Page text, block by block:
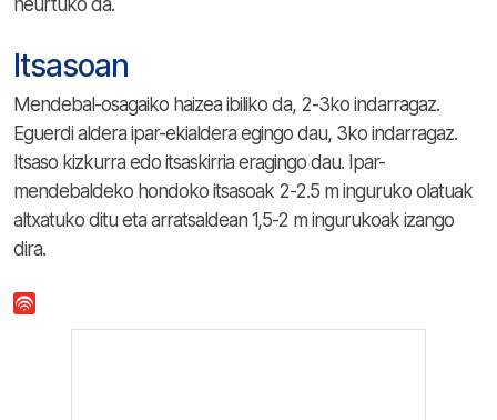
Itsasoan
Mendebal-osagaiko haizea ibiliko da, 2-3ko indarragaz.
Eguerdi aldera ipar-ekialdera egingo dau, 3ko indarragaz.
Itsaso kizkurra edo itsaskirria eragingo dau. Ipar-
mendebaldeko hondoko itsasoak 2-2.5 m inguruko olatuak
altxatuko ditu eta arratsaldean 1,5-2 m ingurukoak izango
dira.